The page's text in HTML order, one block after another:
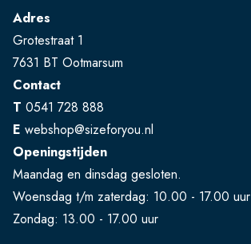
Adres
Grotestraat 1
7631 BT Ootmarsum
Contact
T 0541 728 888
E webshop@sizeforyou.nl
Openingstijden
Maandag en dinsdag gesloten.
Woensdag t/m zaterdag: 10.00 - 17.00 uur
Zondag: 13.00 - 17.00 uur